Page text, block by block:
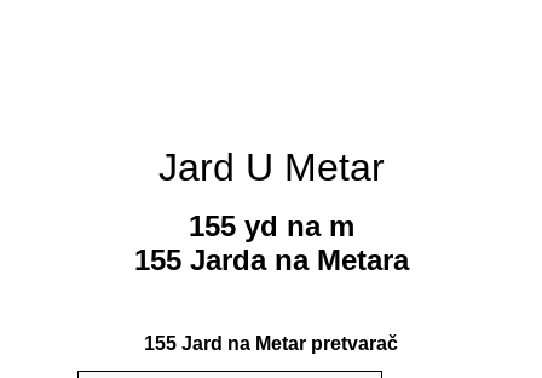
Jard U Metar
155 yd na m
155 Jarda na Metara
155 Jard na Metar pretvarač